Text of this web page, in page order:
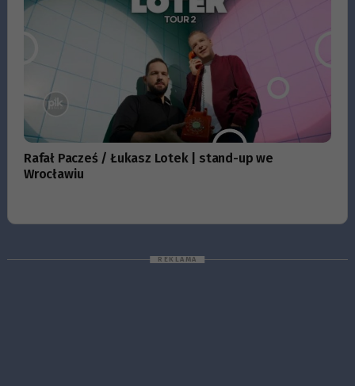
Rafał Pacześ / Łukasz Lotek | stand-up we
Wrocławiu